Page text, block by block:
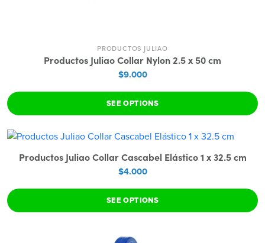
PRODUCTOS JULIAO
Productos Juliao Collar Nylon 2.5 x 50 cm
$9.000
SEE OPTIONS
Productos Juliao Collar Cascabel Elástico 1 x 32.5 cm
$4.000
SEE OPTIONS